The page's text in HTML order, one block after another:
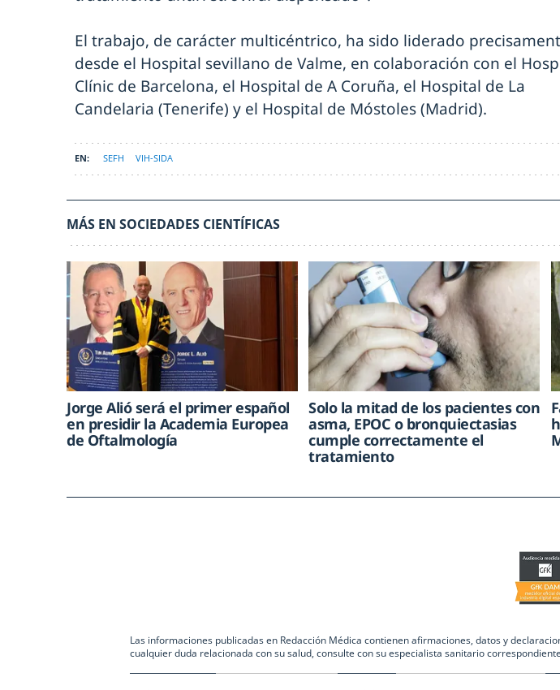
El trabajo, de carácter multicéntrico, ha sido liderado
desde el Hospital sevillano de Valme, en colaboración con el
Clínic de Barcelona, el Hospital de A Coruña, el Hospital de La
Candelaria (Tenerife) y el Hospital de Móstoles (Madrid).
SEFH VIH-SIDA
MÁS EN SOCIEDADES CIENTÍFICAS
Jorge Alió será el primer español
en presidir la Academia Europea
de Oftalmología
Solo la mitad de los pacientes con
asma, EPOC o bronquiectasias
cumple correctamente el
tratamiento
Las informaciones publicadas en Redacción Médica contienen afirmaciones, datos y
cualquier duda relacionada con su salud, consulte con su especialista sanitario